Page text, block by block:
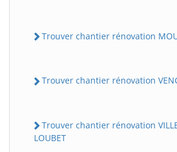
Trouver chantier rénovation
Trouver chantier rénovation
Trouver chantier rénovation
LOUBET